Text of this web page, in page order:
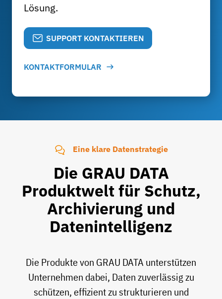
Lösung.
SUPPORT KONTAKTIEREN
KONTAKTFORMULAR
Eine klare Datenstrategie
Die GRAU DATA
Produktwelt für Schutz,
Archivierung und
Datenintelligenz
Die Produkte von GRAU DATA unterstützen
Unternehmen dabei, Daten zuverlässig zu
schützen, effizient zu strukturieren und